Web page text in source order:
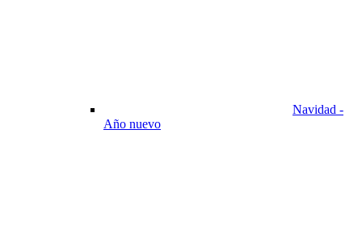
Navidad -
Año nuevo